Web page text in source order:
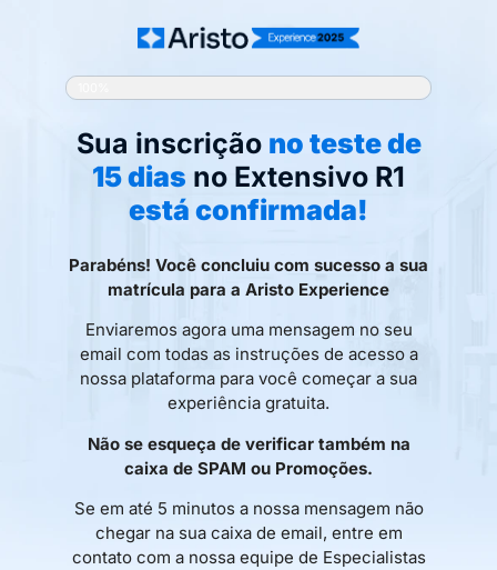
Sua inscrição no teste de
15 dias no Extensivo R1
está confirmada!
Parabéns! Você concluiu com sucesso a sua
matrícula para a Aristo Experience
Enviaremos agora uma mensagem no seu
email com todas as instruções de acesso a
nossa plataforma para você começar a sua
experiência gratuita.
Não se esqueça de verificar também na
caixa de SPAM ou Promoções.
Se em até 5 minutos a nossa mensagem não
chegar na sua caixa de email, entre em
contato com a nossa equipe de Especialistas